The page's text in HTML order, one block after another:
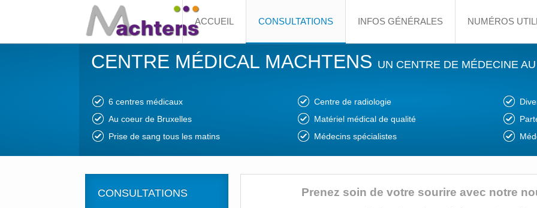
ACCUEIL CONSULTATIONS INFOS GÉNÉRALES NUMÉROS
CENTRE MÉDICAL MACHTENS UN CENTRE DE MÉDECINE
6 centres médicaux
Au coeur de Bruxelles
Prise de sang tous les matins
Centre de radiologie
Matériel médical de qualité
Médecins spécialistes
Prenez soin de votre sourire avec notre
CONSULTATIONS